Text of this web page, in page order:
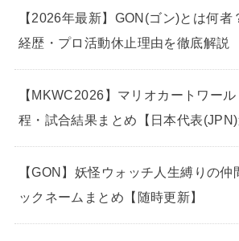
【2026年最新】GON(ゴン)とは何者
経歴・プロ活動休止理由を徹底解説
【MKWC2026】マリオカートワー
程・試合結果まとめ【日本代表(JPN)
【GON】妖怪ウォッチ人生縛りの仲
ックネームまとめ【随時更新】